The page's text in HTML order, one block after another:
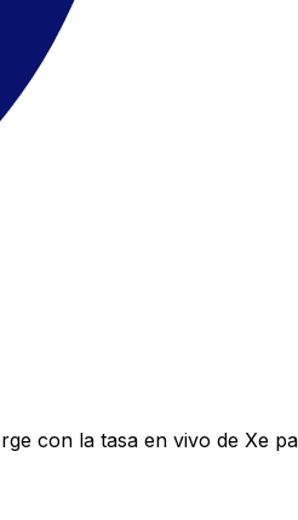
con la tasa en vivo de Xe